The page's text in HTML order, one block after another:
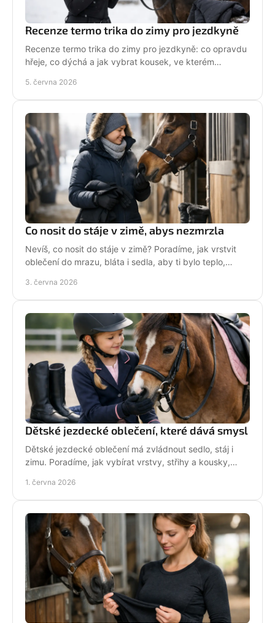
Recenze termo trika do zimy pro jezdkyně
Recenze termo trika do zimy pro jezdkyně: co opravdu
hřeje, co dýchá a jak vybrat kousek, ve kterém
5. června 2026
Co nosit do stáje v zimě, abys nezmrzla
Nevíš, co nosit do stáje v zimě? Poradíme, jak vrstvit
oblečení do mrazu, bláta i sedla, aby ti bylo teplo,
3. června 2026
Dětské jezdecké oblečení, které dává smysl
Dětské jezdecké oblečení má zvládnout sedlo, stáj i
zimu. Poradíme, jak vybírat vrstvy, střihy a kousky,
1. června 2026